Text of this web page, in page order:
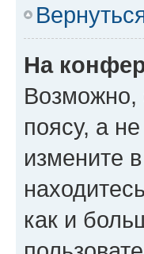
На
Возможно,
поясу, а
измените
как и